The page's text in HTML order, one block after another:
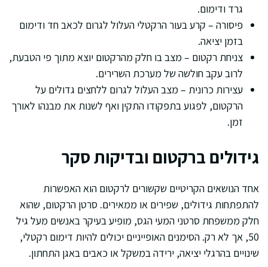
גרד ודימום.
פיסורה – קרע בעור הרקטלי העלול לגרום לכאב חד ודימום
בזמן יציאה.
צניחת רקטום – מצב בו חלק מהרקטום יוצא מתוך פי הטבעת,
לרוב עקב חולשה של מערכת השרירים.
עצירות כרונית – מצב העלול לגרום ללחצים גדולים על
הרקטום, לפגוע בתפקודו התקין ואף לשנות את מבנהו לאורך
זמן.
גידולים ברקטום ובדיקות סקר
אחד הנושאים הקריטיים שקשורים לרקטום הוא האפשרות
להתפתחות גידולים, שפירים או ממאירים. סרטן הרקטום, שהוא
חלק ממשפחת סרטני המעי הגס, מופיע בעיקר באנשים מעל גיל
50, אך לא רק. הסימנים האופייניים יכולים להיות דימום רקטלי,
שינויים בהרגלי יציאה, ירידה במשקל או כאבים באגן התחתון.